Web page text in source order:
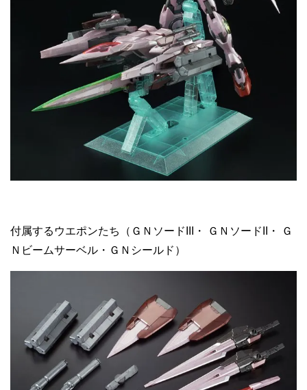
付属するウエポンたち（ＧＮソードIII・ ＧＮソードII・ Ｇ
Ｎビームサーベル・ＧＮシールド）